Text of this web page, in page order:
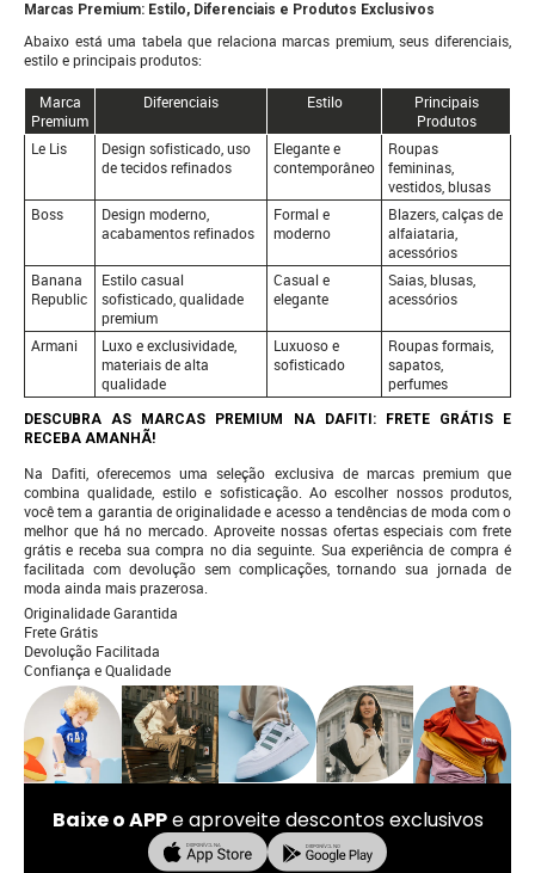
Marcas Premium: Estilo, Diferenciais e Produtos Exclusivos
Abaixo está uma tabela que relaciona marcas premium, seus diferenciais,
estilo e principais produtos:
Marca
Premium
Diferenciais Estilo
Principais
Produtos
Le Lis
Design sofisticado, uso
de tecidos refinados
Elegante e
contemporâneo
Roupas
femininas,
vestidos, blusas
Boss
Design moderno,
acabamentos refinados
Formal e
moderno
Blazers, calças de
alfaiataria,
acessórios
Banana
Republic
Estilo casual
sofisticado, qualidade
premium
Casual e
elegante
Saias, blusas,
acessórios
Armani
Luxo e exclusividade,
materiais de alta
qualidade
Luxuoso e
sofisticado
Roupas formais,
sapatos,
perfumes
DESCUBRA AS MARCAS PREMIUM NA DAFITI: FRETE GRÁTIS E
RECEBA AMANHÃ!
Na Dafiti, oferecemos uma seleção exclusiva de marcas premium que
combina qualidade, estilo e sofisticação. Ao escolher nossos produtos,
você tem a garantia de originalidade e acesso a tendências de moda com o
melhor que há no mercado. Aproveite nossas ofertas especiais com frete
grátis e receba sua compra no dia seguinte. Sua experiência de compra é
facilitada com devolução sem complicações, tornando sua jornada de
moda ainda mais prazerosa.
Originalidade Garantida
Frete Grátis
Devolução Facilitada
Confiança e Qualidade
Baixe o APPe aproveite descontos exclusivos